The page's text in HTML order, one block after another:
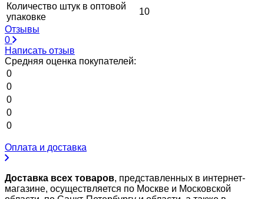
Количество штук в оптовой
упаковке
10
Отзывы
0
Написать отзыв
Средняя оценка покупателей:
0
0
0
0
0
Оплата и доставка
Доставка всех товаров, представленных в интернет-
магазине, осуществляется по Москве и Московской